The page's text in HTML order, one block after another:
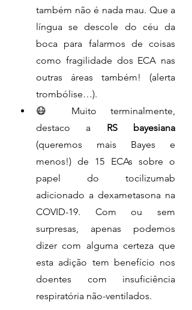
também não é nada mau. Que a
língua se descole do céu da
boca para falarmos de coisas
como fragilidade dos ECA nas
outras áreas também! (alerta
trombólise…).
😷 Muito terminalmente,
destaco a RS bayesiana
(queremos mais Bayes e
menos!) de 15 ECAs sobre o
papel do tocilizumab
adicionado a dexametasona na
COVID-19. Com ou sem
surpresas, apenas podemos
dizer com alguma certeza que
esta adição tem benefício nos
doentes com insuficiência
respiratória não-ventilados.